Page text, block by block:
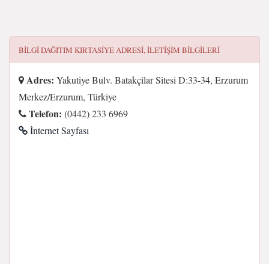
BILGI DAĞITIM KIRTASIYEADRESI, ILETIŞIM BILGILERI
Adres: Yakutiye Bulv. Batakçilar Sitesi D:33-34, Erzurum
Merkez/Erzurum, Türkiye
Telefon: (0442) 233 6969
İnternet Sayfası